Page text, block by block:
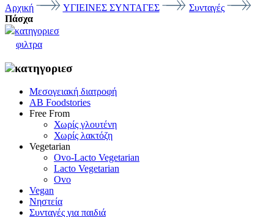
Αρχική
ΥΓΙΕΙΝΕΣ ΣΥΝΤΑΓΕΣ
Συνταγές
Πάσχα
κατηγοριεσ
φιλτρα
κατηγοριεσ
Μεσογειακή διατροφή
AB Foodstories
Free From
Χωρίς γλουτένη
Χωρίς λακτόζη
Vegetarian
Ovo-Lacto Vegetarian
Lacto Vegetarian
Ovo
Vegan
Νηστεία
Συνταγές για παιδιά